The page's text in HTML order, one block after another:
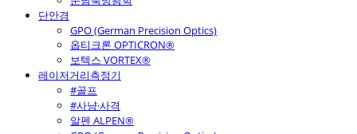
단안경
GPO (German Precision Optics)
옵티크론 OPTICRON®
보텍스 VORTEX®
레이저거리측정기
#골프
#사냥·사격
알펜 ALPEN®